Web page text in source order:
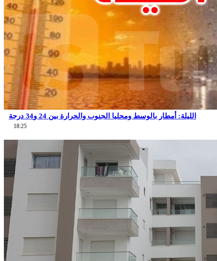
الليلة: أمطار بالوسط ومحليا الجنوب والحرارة بين 24 و34 درجة
18:25